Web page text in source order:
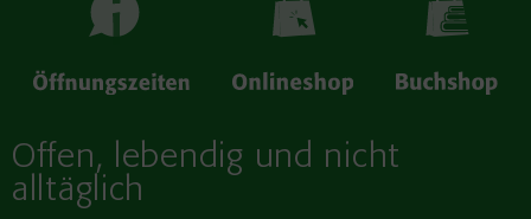
Offen, lebendig und nicht
alltäglich